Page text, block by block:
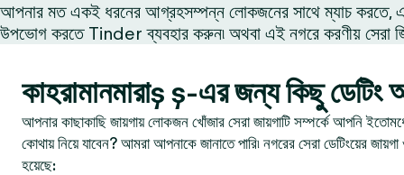
আপনার মত একই ধরনের আগ্রহসম্পন্ন লোকজনের সাথে ম্যাচ করতে,
উপভোগ করতে Tinder ব্যবহার করুন৷ অথবা এই নগরে করণীয় সেরা
কাহরামানমারাş ş-এর জন্য কিছু ডেটিং
আপনার কাছাকাছি জায়গায় লোকজন খোঁজার সেরা জায়গাটি সম্পর্কে আপনি
কোথায় নিয়ে যাবেন? আমরা আপনাকে জানাতে পারি৷ নগরের সেরা ডেটিংয়ের
হয়েছে: